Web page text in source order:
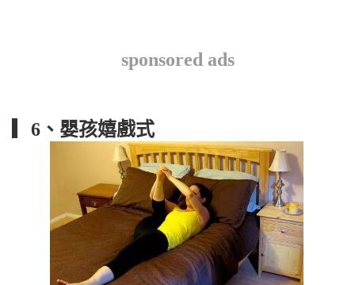
sponsored ads
▎6、嬰孩嬉戲式